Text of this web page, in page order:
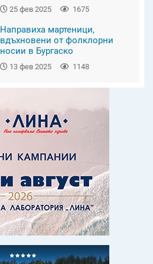
25 фев 2025 1675
Направиха мартеници,
вдъхновени от фолклорни
носии в Бургаско
13 фев 2025 1148